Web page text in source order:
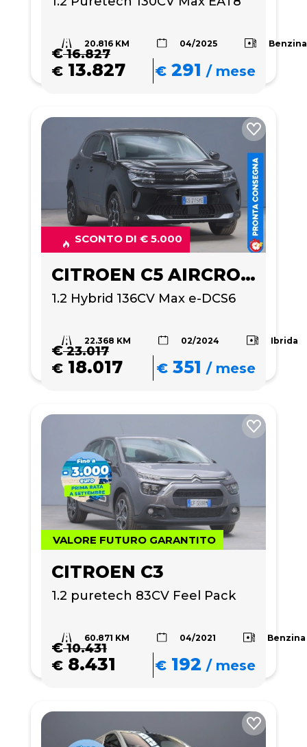
20.816 KM 04/2025 Benzina
€16.827
€ 13.827 € 291 /mese
SCONTO DI € 5.000
CITROEN C5 AIRCROSS
1.2 Hybrid 136CV Max e-DCS6
22.368 KM 02/2024 Ibrida
€23.017
€ 18.017 € 351 /mese
VALORE FUTURO GARANTITO
CITROEN C3
1.2 puretech 83CV Feel Pack
60.871 KM 04/2021 Benzina
€10.431
€ 8.431 € 192 /mese